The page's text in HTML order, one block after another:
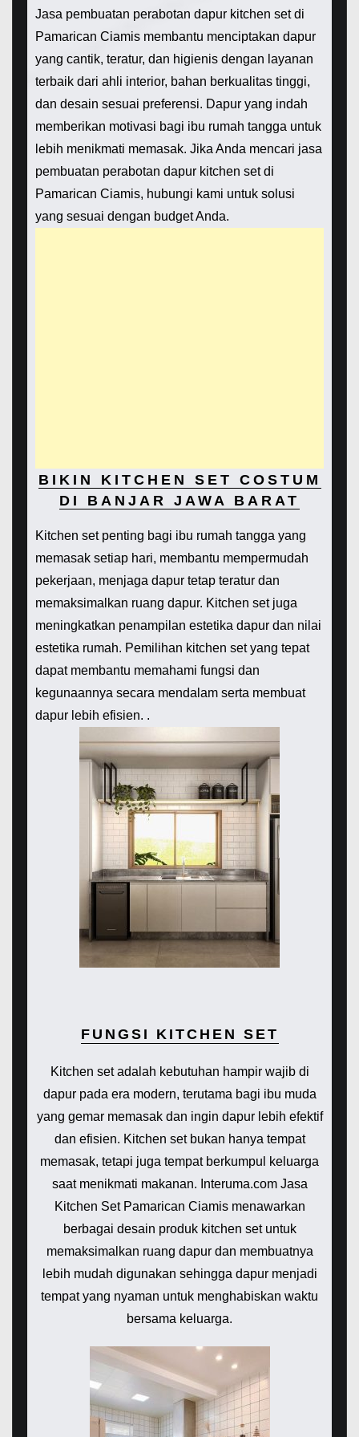
Jasa pembuatan perabotan dapur kitchen set di
Pamarican Ciamis membantu menciptakan dapur
yang cantik, teratur, dan higienis dengan layanan
terbaik dari ahli interior, bahan berkualitas tinggi,
dan desain sesuai preferensi. Dapur yang indah
memberikan motivasi bagi ibu rumah tangga untuk
lebih menikmati memasak. Jika Anda mencari jasa
pembuatan perabotan dapur kitchen set di
Pamarican Ciamis, hubungi kami untuk solusi
yang sesuai dengan budget Anda.
BIKIN KITCHEN SET COSTUM
DI BANJAR JAWA BARAT
Kitchen set penting bagi ibu rumah tangga yang
memasak setiap hari, membantu mempermudah
pekerjaan, menjaga dapur tetap teratur dan
memaksimalkan ruang dapur. Kitchen set juga
meningkatkan penampilan estetika dapur dan nilai
estetika rumah. Pemilihan kitchen set yang tepat
dapat membantu memahami fungsi dan
kegunaannya secara mendalam serta membuat
dapur lebih efisien. .
FUNGSI KITCHEN SET
Kitchen set adalah kebutuhan hampir wajib di
dapur pada era modern, terutama bagi ibu muda
yang gemar memasak dan ingin dapur lebih efektif
dan efisien. Kitchen set bukan hanya tempat
memasak, tetapi juga tempat berkumpul keluarga
saat menikmati makanan. Interuma.com Jasa
Kitchen Set Pamarican Ciamis menawarkan
berbagai desain produk kitchen set untuk
memaksimalkan ruang dapur dan membuatnya
lebih mudah digunakan sehingga dapur menjadi
tempat yang nyaman untuk menghabiskan waktu
bersama keluarga.